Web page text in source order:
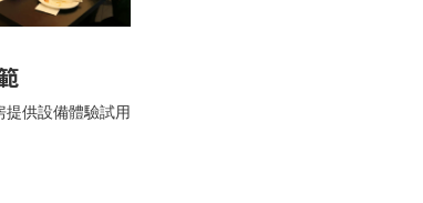
提供設備體驗試用